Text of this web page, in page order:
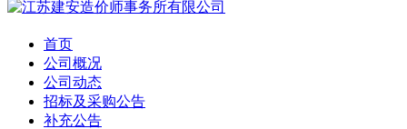
首页
公司概况
公司动态
招标及采购公告
补充公告